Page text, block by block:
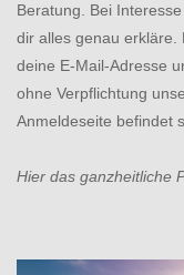
Beratung. Bei
dir alles genau erkläre.
deine E-Mail-Adresse
ohne Verpflichtung
Anmeldeseite befindet
Hier das ganzheitliche